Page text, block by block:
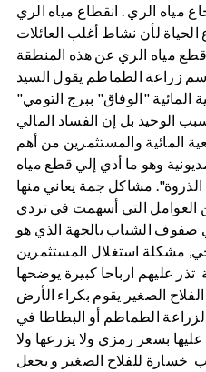
مياه الري . انقطاع مياه الري
الحياة لأن نشاط أغلب العائلات
مياه الري عن هذه المنطقة
زراعة الطماطم يقول السيد
"الوفاق" ببرج التومي"
الوحيد بل إن الفساد المالي
المائية والمستثمرين من أهم
وهو ما أدي إلي قطع مياه
مشاكل جمة يعاني منها
العوامل التي أسهمت في تردي
صفوف الشباب بالجهة الذي هو
مشكلة استغلال المستثمرين
عليهم ارباحا كبيرة يوضحها
الصغير يقوم بكراء الأرض
الطماطم أو البطاطا في
بسعر رمزي ولا يزرعها ولا
خسارة للفلاح الصغير و يجعل